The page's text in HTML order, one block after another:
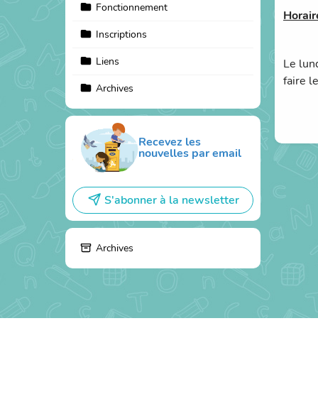
Fonctionnement
Inscriptions
Liens
Archives
Recevez les
nouvelles par email
S'abonner à la newsletter
Archives
Le
faire